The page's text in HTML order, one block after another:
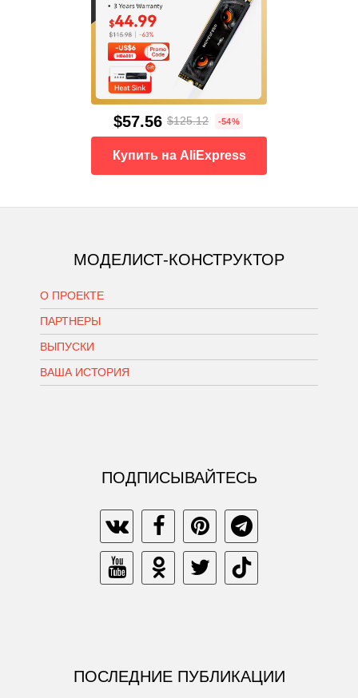
$57.56 $125.12 -54%
Купить на AliExpress
МОДЕЛИСТ-КОНСТРУКТОР
О ПРОЕКТЕ
ПАРТНЕРЫ
ВЫПУСКИ
ВАША ИСТОРИЯ
ПОДПИСЫВАЙТЕСЬ
ПОСЛЕДНИЕ ПУБЛИКАЦИИ